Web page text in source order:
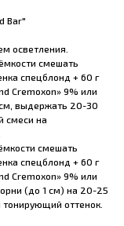
Bar"
осветления.
смешать
спецблонд + 60 г
Cremoxon» 9% или
см, выдержать 20-30
смеси на
смешать
спецблонд + 60 г
Cremoxon» 9% или
(до 1 см) на 20-25
оттенок.